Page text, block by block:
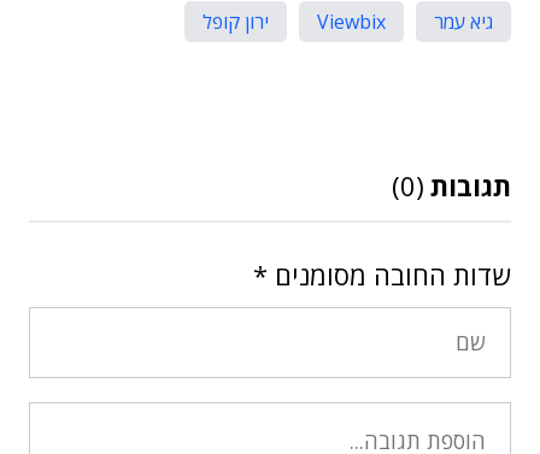
גיא עמר
Viewbix ירון קופל
תגובות (0)
שדות החובה מסומנים *